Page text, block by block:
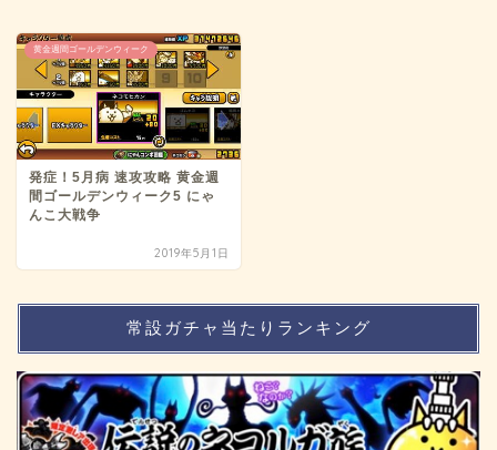
黄金週間ゴールデンウィーク
発症！5月病 速攻攻略 黄金週
間ゴールデンウィーク5 にゃ
んこ大戦争
2019年5月1日
常設ガチャ当たりランキング